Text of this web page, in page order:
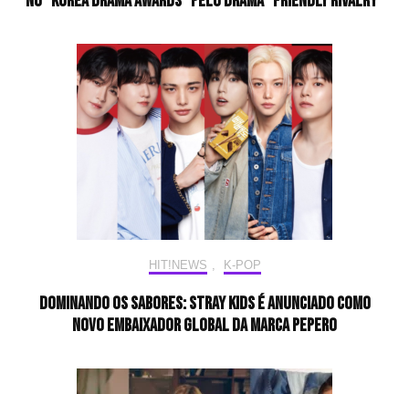
HIT!NEWS , K-POP
Dominando os sabores: Stray Kids é anunciado como
novo embaixador global da marca Pepero